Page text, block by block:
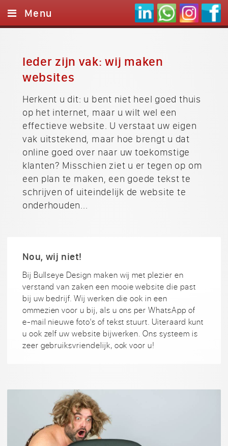
Menu
Websites
Logo's
Referenties
Onze werkwijze
Contact
Ieder zijn vak: wij maken
websites
Herkent u dit: u bent niet heel goed thuis
op het internet, maar u wilt wel een
effectieve website. U verstaat uw eigen
vak uitstekend, maar hoe brengt u dat
online goed over naar uw toekomstige
klanten? Misschien ziet u er tegen op om
een plan te maken, een goede tekst te
schrijven of uiteindelijk de website te
onderhouden...
Nou, wij niet!
Bij Bullseye Design maken wij met plezier en
verstand van zaken een mooie website die past
bij uw bedrijf. Wij werken die ook in een
ommezien voor u bij, als u ons per WhatsApp of
e-mail nieuwe foto's of tekst stuurt. Uiteraard kunt
u ook zelf uw website bijwerken. Ons systeem is
zeer gebruiksvriendelijk, ook voor u!